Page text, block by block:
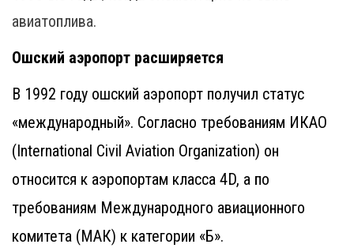
авиатоплива.
Ошский аэропорт расширяется
В 1992 году ошский аэропорт получил статус
«международный». Согласно требованиям ИКАО
(International Civil Aviation Organization) он
относится к аэропортам класса 4D, а по
требованиям Международного авиационного
комитета (МАК) к категории «Б».